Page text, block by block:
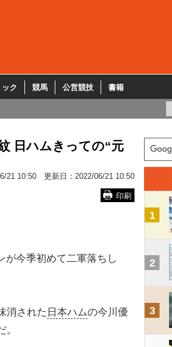
ック 競馬 公営競技 書籍
日ハムきっての“元
21 10:50 更新日： 2022/06/21 10:50
印刷
今季初めて二軍落ちし
消された 日本ハムの今川優
1
2
3